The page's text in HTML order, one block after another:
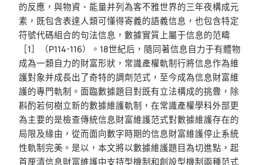
的反應，與物資、能量并列為客不雅世界的三年夜構成元
素，既包含表達人類可懂得寄義的語義信息，也包含特定
符號代碼組合的句法信息，數據實質上屬于信息的范疇
［1］（P114-116）。18世紀后，隨同著信息自力于有體物
成為一類自力的財富形狀，常識產權軌制行將信息作為維
護對象并成長出了奇特的調劑范式，至今成為信息財富維
護的專門軌制。面臨數據題目對既有立法構成的挑釁，除
斟酌若何樹立新的數據維護軌制，在常識產權學科外部更
為主要的是檢查傳統信息財富維護范式對數據維護存在的
局限及緣由，從而面向數字時期的信息財富維護停止系統
性軌制完美。是以，本文將以數據維護題目為切進點，起
首厘清信息財富維護中支持型機制和創設型機制兩種范式